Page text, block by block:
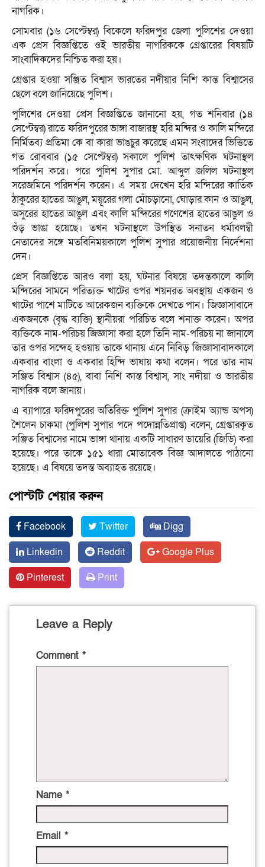
নাগরিক।
সোমবার (১৬ সেপ্টেম্বর) বিকেলে ফরিদপুর জেলা পুলিশের দেওয়া
এক প্রেস বিজ্ঞপ্তিতে ওই ভারতীয় নাগরিককে গ্রেপ্তারের বিষয়টি
সাংবাদিকদের নিশ্চিত করা হয়।
গ্রেপ্তার হওয়া সঞ্জিত বিশ্বাস ভারতের নদীয়ার নিশি কান্ত বিশ্বাসের
ছেলে বলে জানিয়েছে পুলিশ।
পুলিশের দেওয়া প্রেস বিজ্ঞপ্তিতে জানানো হয়, গত শনিবার (১৪
সেপ্টেম্বর) রাতে ফরিদপুরের ভাঙ্গা বাজারস্থ হরি মন্দির ও কালি মন্দিরে
নির্মিতব্য প্রতিমা কে বা কারা ভাঙচুর করেছে এমন সংবাদের ভিত্তিতে
গত রোববার (১৫ সেপ্টেম্বর) সকালে পুলিশ তাৎক্ষণিক ঘটনাস্থল
পরিদর্শন করে। পরে পুলিশ সুপার মো. আব্দুল জলিল ঘটনাস্থল
সরেজমিনে পরিদর্শন করেন। এ সময় দেখেন হরি মন্দিরের কার্তিক
ঠাকুরের হাতের আঙুল, ময়ূরের গলা মোঁচড়ানো, ঘোড়ার কান ও আঙুল,
অসুরের হাতের আঙুল এবং কালি মন্দিরের গণেশের হাতের আঙুল ও
শুঁড় ভাঙা হয়েছে। তখন ঘটনাস্থলে উপস্থিত সনাতন ধর্মাবলম্বী
নেতাদের সঙ্গে মতবিনিময়কালে পুলিশ সুপার প্রয়োজনীয় নির্দেশনা
দেন।
প্রেস বিজ্ঞপ্তিতে আরও বলা হয়, ঘটনার বিষয়ে তদন্তকালে কালি
মন্দিরের সামনে পরিত্যক্ত খাটের ওপর শয়নরত অবস্থায় একজন ও
খাটের পাশে মাটিতে আরেকজন ব্যক্তিকে দেখতে পান। জিজ্ঞাসাবাদে
একজনকে (বৃদ্ধ ব্যক্তি) স্থানীয়রা পরিচিত বলে শনাক্ত করেন। অপর
ব্যক্তিকে নাম-পরিচয় জিজ্ঞাসা করা হলে তিনি নাম-পরিচয় না জানালে
তার ওপর সন্দেহ হওয়ায় তাকে থানায় এনে নিবিড় জিজ্ঞাসাবাদকালে
একবার বাংলা ও একবার হিন্দি ভাষায় কথা বলেন। পরে তার নাম
সঞ্জিত বিশ্বাস (৪৫), বাবা নিশি কান্ত বিশ্বাস, সাং নদীয়া ও ভারতীয়
নাগরিক বলে জানায়।
এ ব্যাপারে ফরিদপুরের অতিরিক্ত পুলিশ সুপার (ক্রাইম অ্যান্ড অপস)
শৈলেন চাকমা (পুলিশ সুপার পদে পদোন্নতিপ্রাপ্ত) বলেন, গ্রেপ্তারকৃত
সঞ্জিত বিশ্বাসের নামে ভাঙ্গা থানায় একটি সাধারণ ডায়েরি (জিডি) করা
হয়েছে। পরে তাকে ১৫১ ধারা মোতাবেক বিজ্ঞ আদালতে পাঠানো
হয়েছে। এ বিষয়ে তদন্ত অব্যাহত রয়েছে।
পোস্টটি শেয়ার করুন
Facebook Twitter
Digg
Linkedin
Reddit
Google Plus
Pinterest
Print
Leave a Reply
Comment *
Name *
Email *